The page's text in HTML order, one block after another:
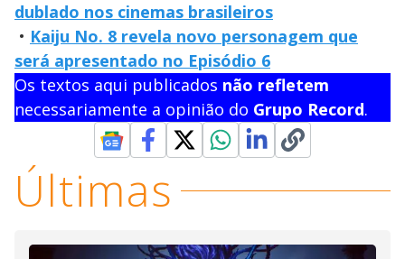
dublado nos cinemas brasileiros
• Kaiju No. 8 revela novo personagem que
será apresentado no Episódio 6
Os textos aqui publicados não refletem
necessariamente a opinião do Grupo Record.
Últimas